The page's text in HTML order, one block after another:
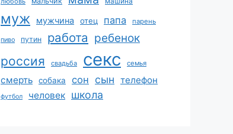
муж мужчина отец папа парень
пиво путин работа ребенок
россия свадьба секс семья
смерть собака сон сын телефон
футбол человек школа